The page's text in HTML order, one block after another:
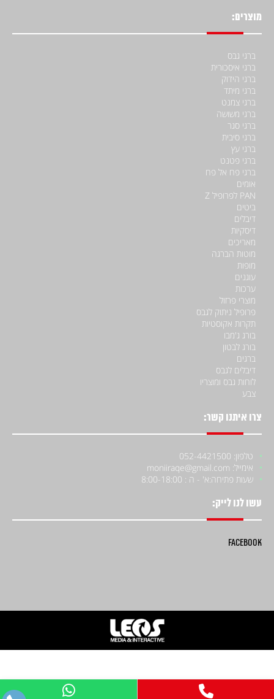
מוצרים:
ברגי גבס
ברגי איסכורית
ברגי הידוק
ברגי מיתד
ברגי צמנט
ברגי משושה
ברגי סגר
ברגי סיבית
ברגי עץ
ברגי פטנט
ברגי פח אל פח
אומים
PAN לפרופיל Z
ביטים
דיבלים
דיסקיות
מאריכים
מוטות הברגה
מופות
עוגנים
ערכות
מוצרי פרזול
פרופיל ניתוק לגבס
תקרות אקוסטיות
בורג ג'מבו
בורג לבטון
ברגים
דיבלים לגבס
לוחות גבס ומוצריו
צבע
צרו איתנו קשר:
טלפון: 052-4421500
אימייל: moniiraqe@gmail.com
שעות פתיחה:א' - ה : 8:00-18:00
עשו לנו לייק:
Facebook